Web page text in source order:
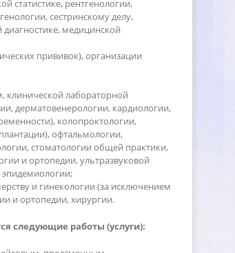
статистике, рентгенологии,
сестринскому делу,
медицинской
прививок), организации
лабораторной
дерматовенерологии, кардиологии,
колопроктологии,
офтальмологии,
стоматологии общей практики,
и ортопедии, ультразвуковой
и гинекологии (за исключением
и ортопедии, хирургии.
следующие работы (услуги):